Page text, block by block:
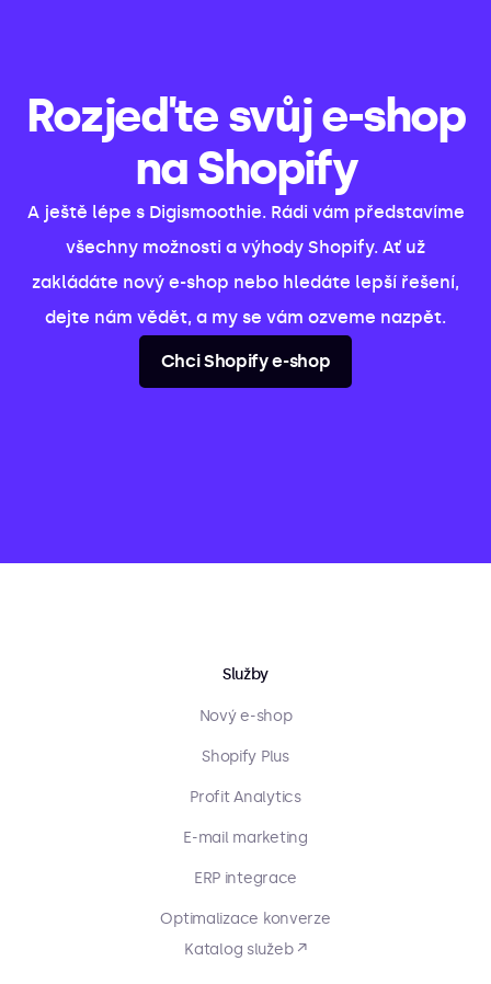
Rozjeďte svůj e-shop
na Shopify
A ještě lépe s Digismoothie. Rádi vám představíme
všechny možnosti a výhody Shopify. Ať už
zakládáte nový e-shop nebo hledáte lepší řešení,
dejte nám vědět, a my se vám ozveme nazpět.
Chci Shopify e-shop
Služby
Nový e-shop
Shopify Plus
Profit Analytics
E-mail marketing
ERP integrace
Optimalizace konverze
Katalog služeb ↗